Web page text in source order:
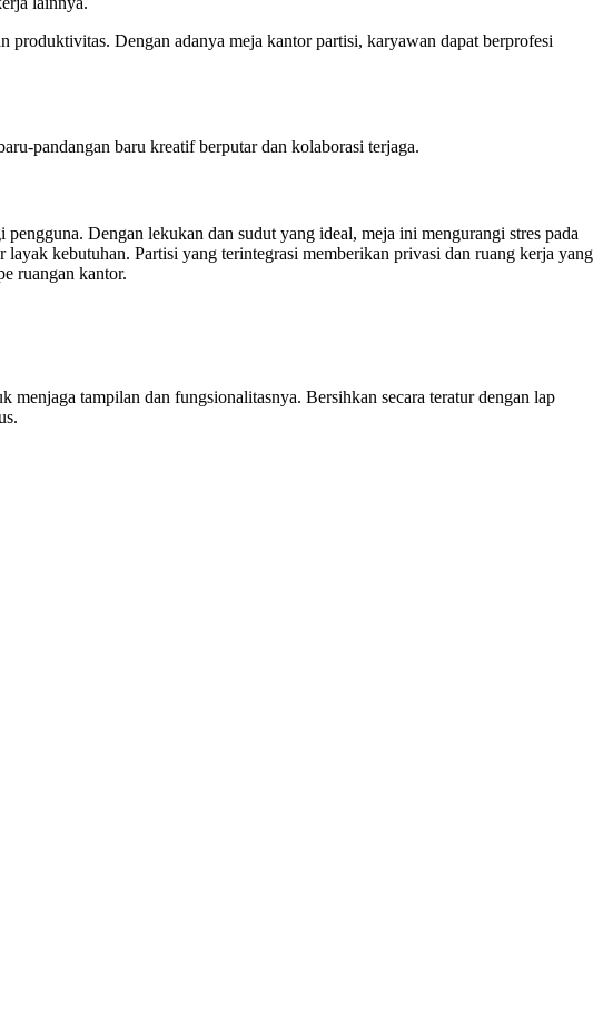
Dengan adanya meja kantor partisi, karyawan dapat berprofesi
pandangan baru kreatif berputar dan kolaborasi terjaga.
Dengan lekukan dan sudut yang ideal, meja ini mengurangi stres pada
kebutuhan. Partisi yang terintegrasi memberikan privasi dan ruang kerja yang
ruangan kantor.
tampilan dan fungsionalitasnya. Bersihkan secara teratur dengan lap